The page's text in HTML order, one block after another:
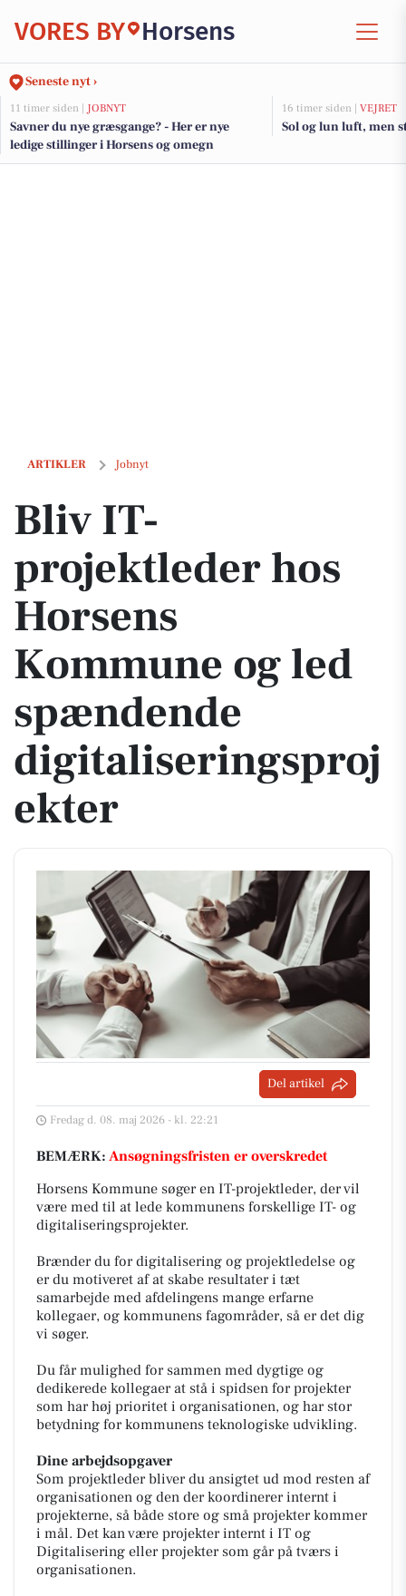
VORES BY Horsens
Seneste nyt ›
11 timer siden | JOBNYT
Savner du nye græsgange? - Her er nye
ledige stillinger i Horsens og omegn
16 timer siden | VEJRET
Sol og lun luft, men
ARTIKLER Jobnyt
Bliv IT-projektleder hos Horsens Kommune og led spændende
Bliv IT-
projektleder hos
Horsens
Kommune og led
spændende
digitaliseringsproj
ekter
Del artikel
Fredag d. 08. maj 2026 - kl. 22:21
BEMÆRK: Ansøgningsfristen er overskredet
Horsens Kommune søger en IT-projektleder, der vil
være med til at lede kommunens forskellige IT- og
digitaliseringsprojekter.
Brænder du for digitalisering og projektledelse og
er du motiveret af at skabe resultater i tæt
samarbejde med afdelingens mange erfarne
kollegaer, og kommunens fagområder, så er det dig
vi søger.
Du får mulighed for sammen med dygtige og
dedikerede kollegaer at stå i spidsen for projekter
som har høj prioritet i organisationen, og har stor
betydning for kommunens teknologiske udvikling.
Dine arbejdsopgaver
Som projektleder bliver du ansigtet ud mod resten af
organisationen og den der koordinerer internt i
projekterne, så både store og små projekter kommer
i mål. Det kan være projekter internt i IT og
Digitalisering eller projekter som går på tværs i
organisationen.